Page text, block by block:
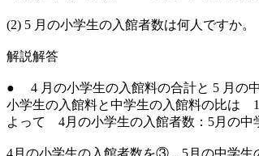
(2) 5 月の小学生の入館者数は何人ですか。
解説解答
● 4 月の小学生の入館料の合計と 5 月の
小学生の入館料と中学生の入館料の比は
よって 4月の小学生の入館者数：5月の中
4月の小学生の入館者数を③，5月の中学生